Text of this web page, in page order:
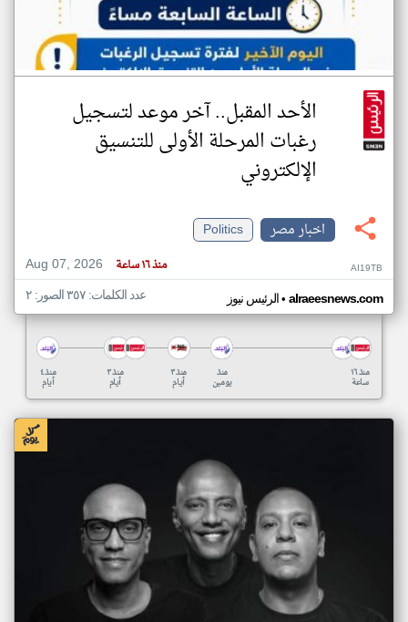
الأحد المقبل.. آخر موعد لتسجيل
رغبات المرحلة الأولى للتنسيق
الإلكتروني
اخبار مصر
Politics
Aug 07, 2026
منذ ١٦ ساعة AI19TB
الرئيس نيوز• alraeesnews.com عدد الكلمات: ٣٥٧ الصور: ٢
منذ ٤
أيام
منذ ٣
أيام
منذ ٣
أيام
منذ
يومين
منذ ١٦
ساعة